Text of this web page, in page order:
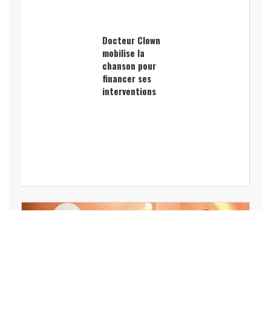
Docteur Clown
mobilise la
chanson pour
financer ses
interventions